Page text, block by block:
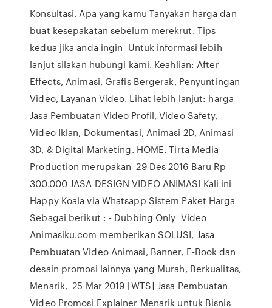
Konsultasi. Apa yang kamu Tanyakan harga dan
buat kesepakatan sebelum merekrut. Tips
kedua jika anda ingin Untuk informasi lebih
lanjut silakan hubungi kami. Keahlian: After
Effects, Animasi, Grafis Bergerak, Penyuntingan
Video, Layanan Video. Lihat lebih lanjut: harga
Jasa Pembuatan Video Profil, Video Safety,
Video Iklan, Dokumentasi, Animasi 2D, Animasi
3D, & Digital Marketing. HOME. Tirta Media
Production merupakan 29 Des 2016 Baru Rp
300.000 JASA DESIGN VIDEO ANIMASI Kali ini
Happy Koala via Whatsapp Sistem Paket Harga
Sebagai berikut : - Dubbing Only Video
Animasiku.com memberikan SOLUSI, Jasa
Pembuatan Video Animasi, Banner, E-Book dan
desain promosi lainnya yang Murah, Berkualitas,
Menarik, 25 Mar 2019 [WTS] Jasa Pembuatan
Video Promosi Explainer Menarik untuk Bisnis